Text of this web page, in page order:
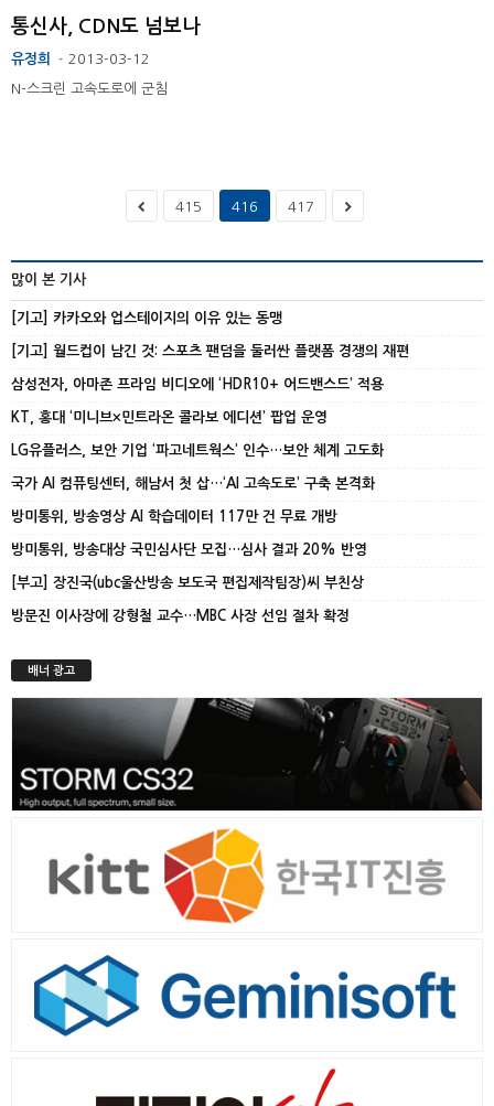
통신사, CDN도 넘보나
유정희 - 2013-03-12
N-스크린 고속도로에 군침
415 416 417
많이 본 기사
[기고] 카카오와 업스테이지의 이유 있는 동맹
[기고] 월드컵이 남긴 것: 스포츠 팬덤을 둘러싼 플랫폼 경쟁의 재편
삼성전자, 아마존 프라임 비디오에 ‘HDR10+ 어드밴스드’ 적용
KT, 홍대 ‘미니브×민트라온 콜라보 에디션’ 팝업 운영
LG유플러스, 보안 기업 ‘파고네트웍스’ 인수…보안 체계 고도화
국가 AI 컴퓨팅센터, 해남서 첫 삽…‘AI 고속도로’ 구축 본격화
방미통위, 방송영상 AI 학습데이터 117만 건 무료 개방
방미통위, 방송대상 국민심사단 모집…심사 결과 20% 반영
[부고] 장진국(ubc울산방송 보도국 편집제작팀장)씨 부친상
방문진 이사장에 강형철 교수…MBC 사장 선임 절차 확정
배너 광고